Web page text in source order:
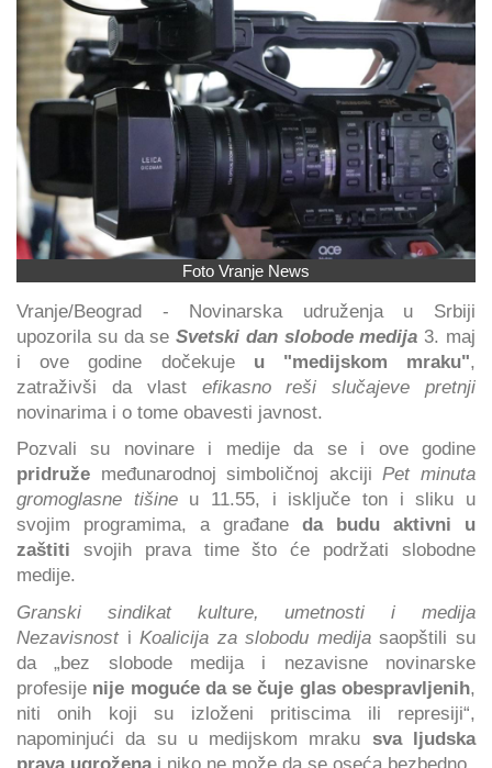
Foto Vranje News
Vranje/Beograd - Novinarska udruženja u Srbiji
upozorila su da seSvetski dan slobode medija 3. maj
i ove godine dočekuje u "medijskom mraku",
zatraživši da vlast efikasno reši slučajeve pretnji
novinarima i o tome obavesti javnost.
Pozvali su novinare i medije da se i ove godine
pridruže međunarodnoj simboličnoj akcijiPet minuta
gromoglasne tišine u 11.55, i isključe ton i sliku u
svojim programima, a građane da budu aktivni u
zaštiti svojih prava time što će podržati slobodne
medije.
Granski sindikat kulture, umetnosti i medija
NezavisnostiKoalicija za slobodu medijasaopštili su
da „bez slobode medija i nezavisne novinarske
profesije nije moguće da se čuje glas obespravljenih,
niti onih koji su izloženi pritiscima ili represiji“,
napominjući da su u medijskom mraku sva ljudska
prava ugrožena i niko ne može da se oseća bezbedno.